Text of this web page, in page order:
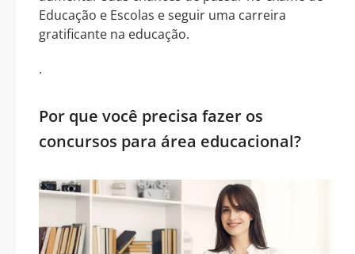
Educação e Escolas e seguir uma carreira
gratificante na educação.
.
Por que você precisa fazer os
concursos para área educacional?